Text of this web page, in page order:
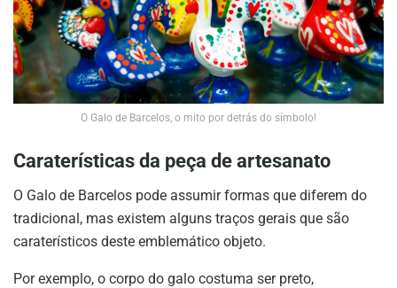
O Galo de Barcelos, o mito por detrás do símbolo!
Caraterísticas da peça de artesanato
O Galo de Barcelos pode assumir formas que diferem do
tradicional, mas existem alguns traços gerais que são
caraterísticos deste emblemático objeto.
Por exemplo, o corpo do galo costuma ser preto,